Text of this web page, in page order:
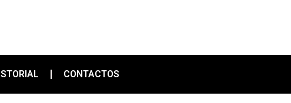
CONTACTOS